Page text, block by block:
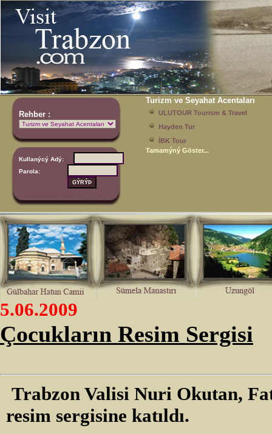
Rehber :
Turizm ve Seyahat Acentaları
ULUTOUR Tourism & Travel
Hayden Tur
İBK Tour
Tamamýný Göster...
Kullanýcý Adý:
Parola:
5.06.2009
Çocukların Resim Sergisi
Trabzon Valisi Nuri Okutan,
resim sergisine katıldı.